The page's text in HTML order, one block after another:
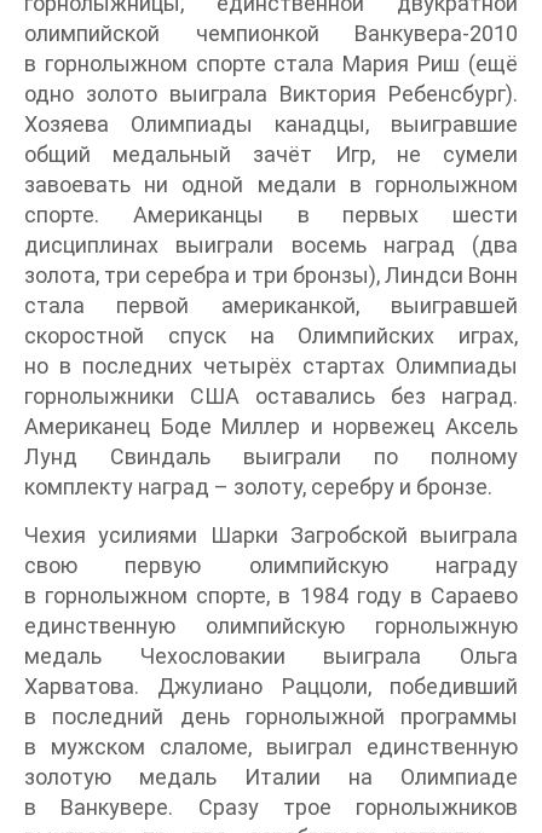
олимпийской чемпионкой Ванкувера-2010
в горнолыжном спорте стала Мария Риш (ещё
одно золото выиграла Виктория Ребенсбург).
Хозяева Олимпиады канадцы, выигравшие
общий медальный зачёт Игр, не сумели
завоевать ни одной медали в горнолыжном
спорте. Американцы в первых шести
дисциплинах выиграли восемь наград (два
золота, три серебра и три бронзы), Линдси Вонн
стала первой американкой, выигравшей
скоростной спуск на Олимпийских играх,
но в последних четырёх стартах Олимпиады
горнолыжники США оставались без наград.
Американец Боде Миллер и норвежец Аксель
Лунд Свиндаль выиграли по полному
комплекту наград – золоту, серебру и бронзе.
Чехия усилиями Шарки Загробской выиграла
свою первую олимпийскую награду
в горнолыжном спорте, в 1984 году в Сараево
единственную олимпийскую горнолыжную
медаль Чехословакии выиграла Ольга
Харватова. Джулиано Раццоли, победивший
в последний день горнолыжной программы
в мужском слаломе, выиграл единственную
золотую медаль Италии на Олимпиаде
в Ванкувере. Сразу трое горнолыжников